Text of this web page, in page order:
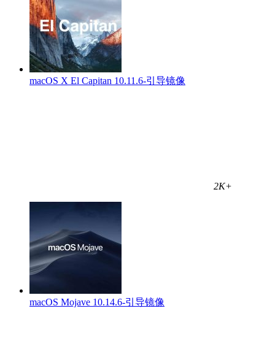
macOS X El Capitan 10.11.6-引导镜像
2K+
macOS Mojave 10.14.6-引导镜像